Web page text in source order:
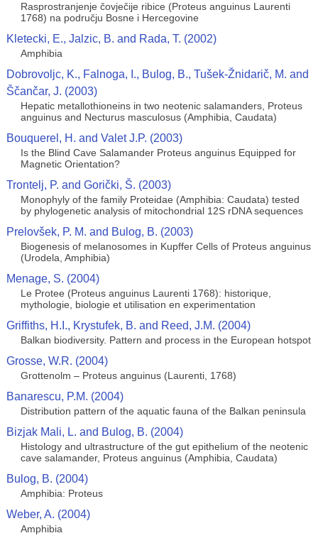
Rasprostranjenje čovječije ribice (Proteus anguinus Laurenti
1768) na području Bosne i Hercegovine
Kletecki, E., Jalzic, B. and Rada, T. (2002)
Amphibia
Dobrovoljc, K., Falnoga, I., Bulog, B., Tušek-Žnidarič, M. and
Ščančar, J. (2003)
Hepatic metallothioneins in two neotenic salamanders, Proteus
anguinus and Necturus masculosus (Amphibia, Caudata)
Bouquerel, H. and Valet J.P. (2003)
Is the Blind Cave Salamander Proteus anguinus Equipped for
Magnetic Orientation?
Trontelj, P. and Gorički, Š. (2003)
Monophyly of the family Proteidae (Amphibia: Caudata) tested
by phylogenetic analysis of mitochondrial 12S rDNA sequences
Prelovšek, P. M. and Bulog, B. (2003)
Biogenesis of melanosomes in Kupffer Cells of Proteus anguinus
(Urodela, Amphibia)
Menage, S. (2004)
Le Protee (Proteus anguinus Laurenti 1768): historique,
mythologie, biologie et utilisation en experimentation
Griffiths, H.I., Krystufek, B. and Reed, J.M. (2004)
Balkan biodiversity. Pattern and process in the European hotspot
Grosse, W.R. (2004)
Grottenolm – Proteus anguinus (Laurenti, 1768)
Banarescu, P.M. (2004)
Distribution pattern of the aquatic fauna of the Balkan peninsula
Bizjak Mali, L. and Bulog, B. (2004)
Histology and ultrastructure of the gut epithelium of the neotenic
cave salamander, Proteus anguinus (Amphibia, Caudata)
Bulog, B. (2004)
Amphibia: Proteus
Weber, A. (2004)
Amphibia